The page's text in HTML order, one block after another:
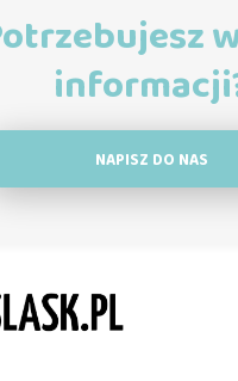
NAPISZ DO NAS